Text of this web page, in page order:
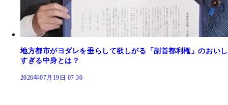
地方都市がヨダレを垂らして欲しがる「副首都利権」のおいし
すぎる中身とは？
2026年07月19日 07:30